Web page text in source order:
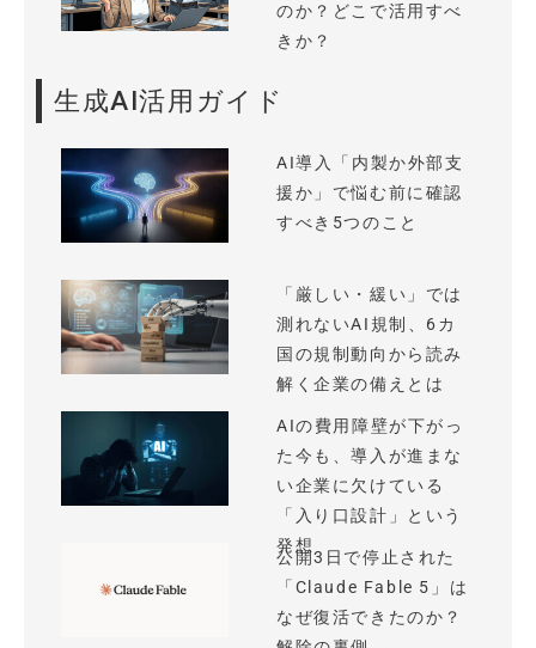
のか？どこで活用すべ
きか？
生成AI活用ガイド
AI導入「内製か外部支
援か」で悩む前に確認
すべき5つのこと
「厳しい・緩い」では
測れないAI規制、6カ
国の規制動向から読み
解く企業の備えとは
AIの費用障壁が下がっ
た今も、導入が進まな
い企業に欠けている
「入り口設計」という
発想
公開3日で停止された
「Claude Fable 5」は
なぜ復活できたのか？